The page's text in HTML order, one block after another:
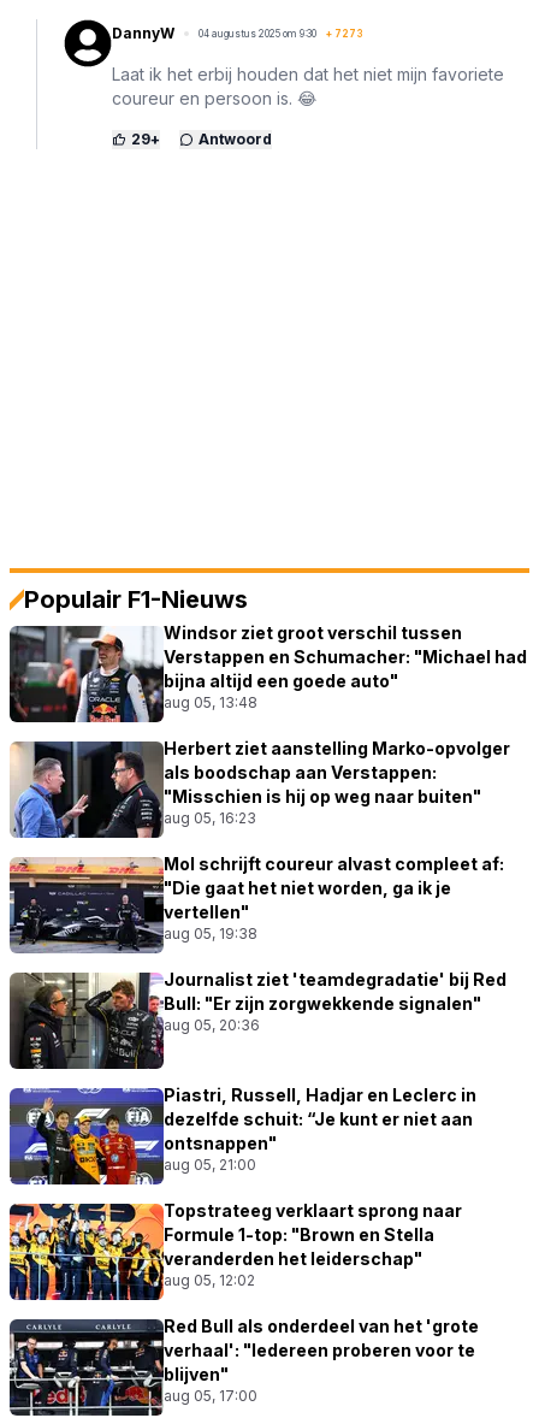
DannyW 04 augustus 2025 om 9:30 + 7273
Laat ik het erbij houden dat het niet mijn favoriete
coureur en persoon is. 😂
29+ Antwoord
Populair F1-Nieuws
Windsor ziet groot verschil tussen
Verstappen en Schumacher: "Michael had
bijna altijd een goede auto"
aug 05, 13:48
Herbert ziet aanstelling Marko-opvolger
als boodschap aan Verstappen:
"Misschien is hij op weg naar buiten"
aug 05, 16:23
Mol schrijft coureur alvast compleet af:
"Die gaat het niet worden, ga ik je
vertellen"
aug 05, 19:38
Journalist ziet 'teamdegradatie' bij Red
Bull: "Er zijn zorgwekkende signalen"
aug 05, 20:36
Piastri, Russell, Hadjar en Leclerc in
dezelfde schuit: “Je kunt er niet aan
ontsnappen"
aug 05, 21:00
Topstrateeg verklaart sprong naar
Formule 1-top: "Brown en Stella
veranderden het leiderschap"
aug 05, 12:02
Red Bull als onderdeel van het 'grote
verhaal': "Iedereen proberen voor te
blijven"
aug 05, 17:00